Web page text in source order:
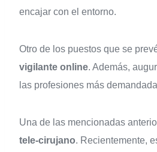
encajar con el entorno.
Otro de los puestos que se
vigilante online. Además,
las profesiones más
Una de las mencionadas
tele-cirujano. Recientemente,